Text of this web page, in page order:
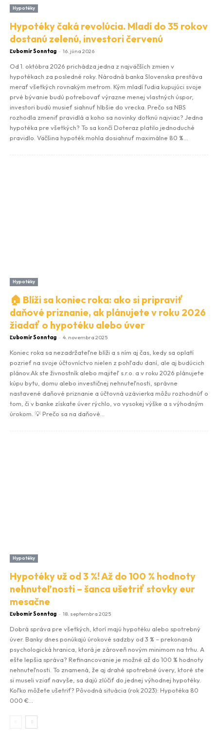
Hypotéky
Hypotéky čaká revolúcia. Mladí do 35 rokov
dostanú zelenú, investori červenú
Ľubomír Sonntag - 16. júna 2026
Od 1. októbra 2026 prichádza jedna z najväčších zmien v
hypotékach za posledné roky. Národná banka Slovenska prestáva
merať všetkých rovnakým metrom. Kým mladí ľudia kupujúci svoje
prvé bývanie budú potrebovať výrazne menej vlastných úspor,
investori budú musieť siahnuť hlbšie do vrecka. Prečo sa NBS
rozhodla zmeniť pravidlá a koho sa novinky dotknú najviac? Jedna
hypotéka pre všetkých? To sa končí Doteraz platilo jednoduché
pravidlo. Väčšina hypoték mohla dosiahnuť maximálne 80 %...
Hypotéky
🏠 Blíži sa koniec roka: ako si pripraviť
daňové priznanie, ak plánujete v roku 2026
žiadať o hypotéku alebo úver
Ľubomír Sonntag - 4. novembra 2025
Koniec roka sa nezadržateľne blíži a s ním aj čas, kedy sa oplatí
pozrieť na svoje účtovníctvo nielen z pohľadu daní, ale aj budúcich
plánov.Ak ste živnostník alebo majiteľ s.r.o. a v roku 2026 plánujete
kúpu bytu, domu alebo investičnej nehnuteľnosti, správne
nastavené daňové priznanie a účtovná uzávierka môžu rozhodnúť o
tom, či v banke získate úver rýchlo, vo vysokej výške a s výhodným
úrokom. 💡 Prečo sa na daňové...
Hypotéky
Hypotéky už od 3 %! Až do 100 % hodnoty
nehnuteľnosti – šanca ušetriť stovky eur
mesačne
Ľubomír Sonntag - 18. septembra 2025
Dobrá správa pre všetkých, ktorí majú hypotéku alebo spotrebný
úver. Banky dnes ponúkajú úrokové sadzby od 3 % – prekonaná
psychologická hranica, ktorá je zároveň novým minimom na trhu. A
ešte lepšia správa? Refinancovanie je možné až do 100 % hodnoty
nehnuteľnosti. To znamená, že aj drahé spotrebné úvery, ktoré ste
si museli vziať navyše, sa dajú zlúčiť do jednej výhodnej hypotéky.
Koľko môžete ušetriť? Pôvodná situácia (rok 2023): Hypotéka 80
000 €...